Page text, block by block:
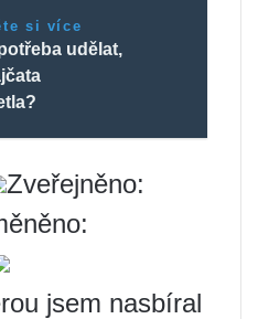
si více
udělat,
Zveřejněno:
jsem nasbíral